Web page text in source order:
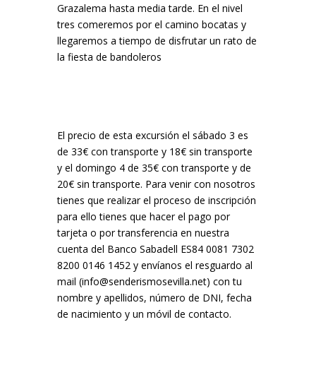
Grazalema hasta media tarde. En el nivel
tres comeremos por el camino bocatas y
llegaremos a tiempo de disfrutar un rato de
la fiesta de bandoleros
El precio de esta excursión el sábado 3 es
de 33€ con transporte y 18€ sin transporte
y el domingo 4 de 35€ con transporte y de
20€ sin transporte. Para venir con nosotros
tienes que realizar el proceso de inscripción
para ello tienes que hacer el pago por
tarjeta o por transferencia en nuestra
cuenta del Banco Sabadell ES84 0081 7302
8200 0146 1452 y envíanos el resguardo al
mail (info@senderismosevilla.net) con tu
nombre y apellidos, número de DNI, fecha
de nacimiento y un móvil de contacto.